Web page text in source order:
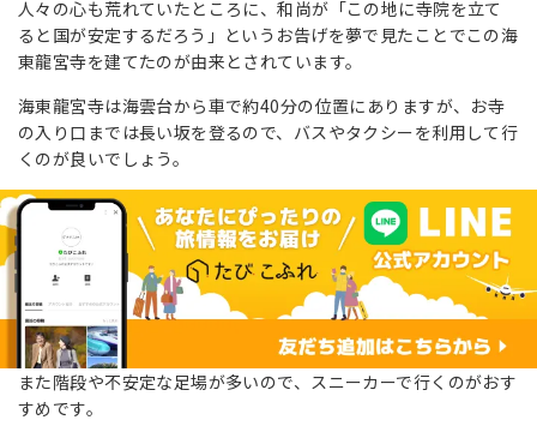
人々の心も荒れていたところに、和尚が「この地に寺院を立て
ると国が安定するだろう」というお告げを夢で見たことでこの海
東龍宮寺を建てたのが由来とされています。
海東龍宮寺は海雲台から車で約40分の位置にありますが、お寺
の入り口までは長い坂を登るので、バスやタクシーを利用して行
くのが良いでしょう。
また階段や不安定な足場が多いので、スニーカーで行くのがおす
すめです。